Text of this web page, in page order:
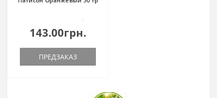
143.00грн.
ПРЕДЗАКАЗ